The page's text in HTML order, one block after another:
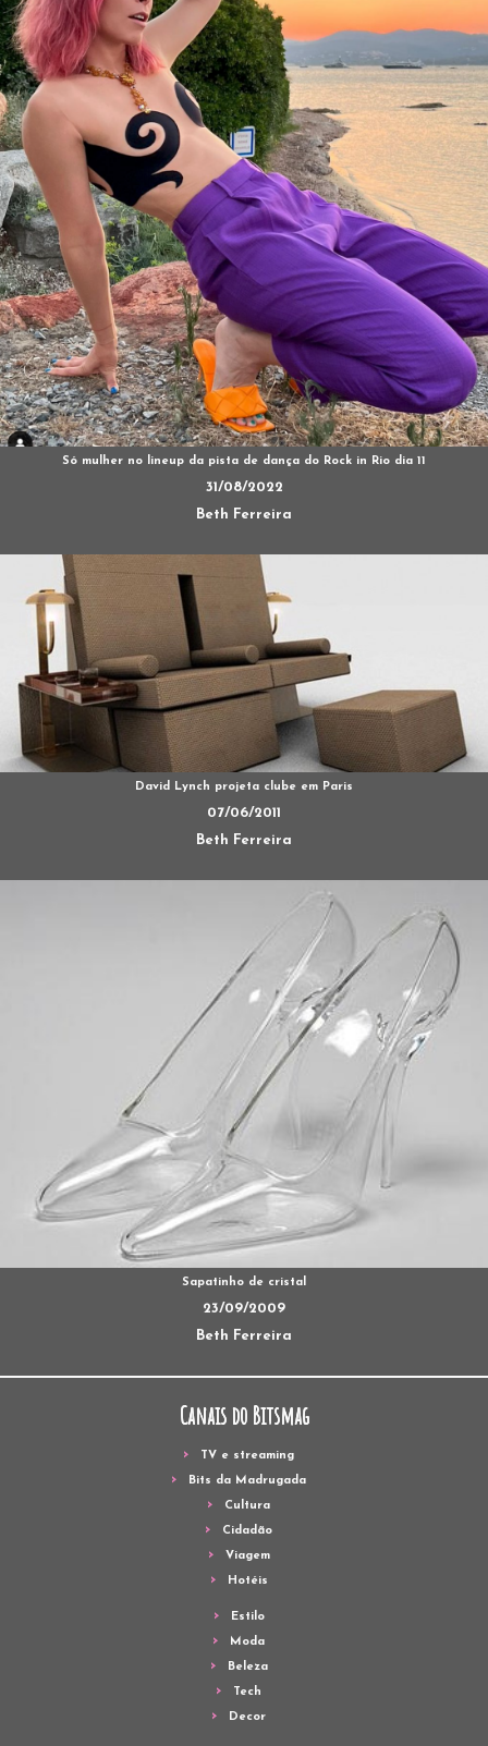
Só mulher no lineup da pista de dança do Rock in Rio dia 11
31/08/2022
Beth Ferreira
David Lynch projeta clube em Paris
07/06/2011
Beth Ferreira
Sapatinho de cristal
23/09/2009
Beth Ferreira
Canais do Bitsmag
TV e streaming
Bits da Madrugada
Cultura
Cidadão
Viagem
Hotéis
Estilo
Moda
Beleza
Tech
Decor